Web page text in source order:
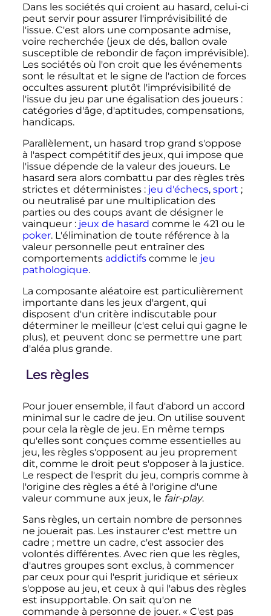
Dans les sociétés qui croient au hasard, celui-ci
peut servir pour assurer l'imprévisibilité de
l'issue. C'est alors une composante admise,
voire recherchée (jeux de dés, ballon ovale
susceptible de rebondir de façon imprévisible).
Les sociétés où l'on croit que les événements
sont le résultat et le signe de l'action de forces
occultes assurent plutôt l'imprévisibilité de
l'issue du jeu par une égalisation des joueurs :
catégories d'âge, d'aptitudes, compensations,
handicaps.
Parallèlement, un hasard trop grand s'oppose
à l'aspect compétitif des jeux, qui impose que
l'issue dépende de la valeur des joueurs. Le
hasard sera alors combattu par des règles très
strictes et déterministes : jeu d'échecs, sport ;
ou neutralisé par une multiplication des
parties ou des coups avant de désigner le
vainqueur : jeux de hasard comme le 421 ou le
poker. L'élimination de toute référence à la
valeur personnelle peut entraîner des
comportements addictifscomme le jeu
pathologique.
La composante aléatoire est particulièrement
importante dans les jeux d'argent, qui
disposent d'un critère indiscutable pour
déterminer le meilleur (c'est celui qui gagne le
plus), et peuvent donc se permettre une part
d'aléa plus grande.
Les règles
Pour jouer ensemble, il faut d'abord un accord
minimal sur le cadre de jeu. On utilise souvent
pour cela la règle de jeu. En même temps
qu'elles sont conçues comme essentielles au
jeu, les règles s'opposent au jeu proprement
dit, comme le droit peut s'opposer à la justice.
Le respect de l'esprit du jeu, compris comme à
l'origine des règles a été à l'origine d'une
valeur commune aux jeux, le fair-play.
Sans règles, un certain nombre de personnes
ne jouerait pas. Les instaurer c'est mettre un
cadre ; mettre un cadre, c'est associer des
volontés différentes. Avec rien que les règles,
d'autres groupes sont exclus, à commencer
par ceux pour qui l'esprit juridique et sérieux
s'oppose au jeu, et ceux à qui l'abus des règles
est insupportable. On sait qu'on ne
commande à personne de jouer. « C'est pas